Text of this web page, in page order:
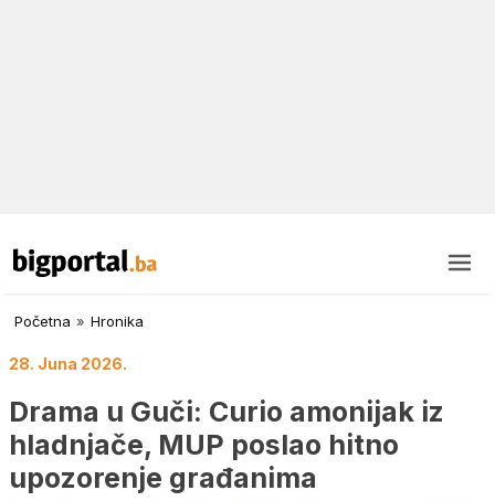
Početna » Hronika
28. Juna 2026.
Drama u Guči: Curio amonijak iz
hladnjače, MUP poslao hitno
upozorenje građanima